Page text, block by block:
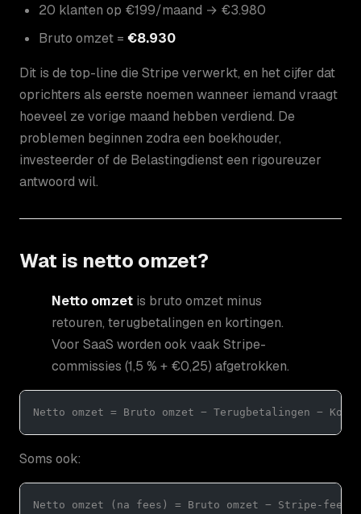
20 klanten op €199/maand → €3.980
Bruto omzet = €8.930
Dit is de top-line die Stripe verwerkt, en het cijfer dat
oprichters als eerste noemen wanneer iemand vraagt
hoeveel ze vorige maand hebben verdiend. De
problemen beginnen zodra een boekhouder,
investeerder of de Belastingdienst een rigoureuzer
antwoord wil.
Wat is netto omzet?
Netto omzet is bruto omzet minus
retouren, terugbetalingen en kortingen.
Voor SaaS worden ook vaak Stripe-
commissies (1,5 % + €0,25) afgetrokken.
Netto omzet = Bruto omzet − Terugbetalingen −
Soms ook:
Netto omzet (na fees) = Bruto omzet − Stripe-fees